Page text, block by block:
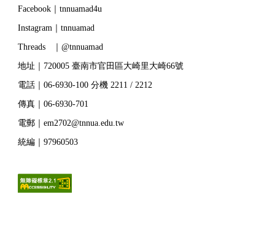
Facebook｜tnnuamad4u
Instagram｜tnnuamad
Threads ｜@tnnuamad
地址｜720005 臺南市官田區大崎里大崎66號
電話｜06-6930-100 分機 2211 / 2212
傳真｜06-6930-701
電郵｜em2702@tnnua.edu.tw
統編｜97960503